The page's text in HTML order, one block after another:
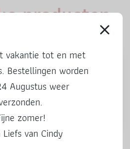
producten
|
Stickers | 50 Hoera | 3 stuks
vakantie tot en met
Bestellingen worden
Augustus weer
zomer!
van Cindy